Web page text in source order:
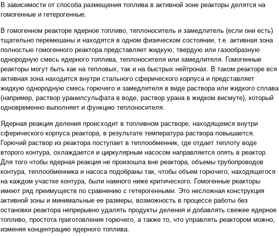
В зависимости от способа размещения топлива в активной зоне реакторы делятся на
гомогенные и гетерогенные.
В гомогенном реакторе ядерное топливо, теплоноситель и замедлитель (если они есть)
тщательно перемешаны и находятся в одном физическом состоянии, т.е. активная зона
полностью гомогенного реактора представляет жидкую, твердую или газообразную
однородную смесь ядерного топлива, теплоносителя или замедлителя. Гомогенные
реакторы могут быть как на тепловых, так и на быстрых нейтронах. В таком реакторе вся
активная зона находится внутри стального сферического корпуса и представляет
жидкую однородную смесь горючего и замедлителя в виде раствора или жидкого сплава
(например, раствор уранилсульфата в воде, раствор урана в жидком висмуте), который
одновременно выполняет и функцию теплоносителя.
Ядерная реакция деления происходит в топливном растворе, находящемся внутри
сферического корпуса реактора, в результате температура раствора повышается.
Горючий раствор из реактора поступает в теплообменник, где отдает теплоту воде
второго контура, охлаждается и циркулярным насосом направляется опять в реактор.
Для того чтобы ядерная реакция не произошла вне реактора, объемы трубопроводов
контура, теплообменника и насоса подобраны так, чтобы объем горючего, находящегося
на каждом участке контура, были намного ниже критического. Гомогенные реакторы
имеют ряд преимуществ по сравнению с гетерогенными. Это несложная конструкция
активной зоны и минимальные ее размеры, возможность в процессе работы без
остановки реактора непрерывно удалять продукты деления и добавлять свежее ядерное
топливо, простота приготовления горючего, а также то, что управлять реактором можно,
изменяя концентрацию ядерного топлива.